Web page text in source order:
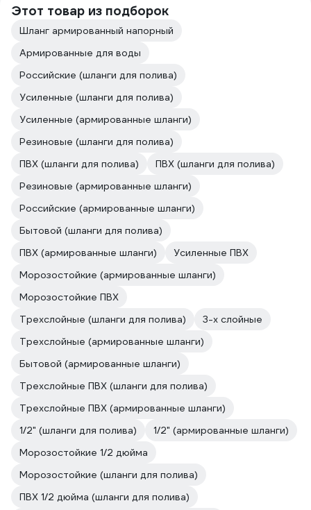
Этот товар из подборок
Шланг армированный напорный
Армированные для воды
Российские (шланги для полива)
Усиленные (шланги для полива)
Усиленные (армированные шланги)
Резиновые (шланги для полива)
ПВХ (шланги для полива)
ПВХ (шланги для полива)
Резиновые (армированные шланги)
Российские (армированные шланги)
Бытовой (шланги для полива)
ПВХ (армированные шланги)
Усиленные ПВХ
Морозостойкие (армированные шланги)
Морозостойкие ПВХ
Трехслойные (шланги для полива)
3-х слойные
Трехслойные (армированные шланги)
Бытовой (армированные шланги)
Трехслойные ПВХ (шланги для полива)
Трехслойные ПВХ (армированные шланги)
1/2" (шланги для полива)
1/2" (армированные шланги)
Морозостойкие 1/2 дюйма
Морозостойкие (шланги для полива)
ПВХ 1/2 дюйма (шланги для полива)